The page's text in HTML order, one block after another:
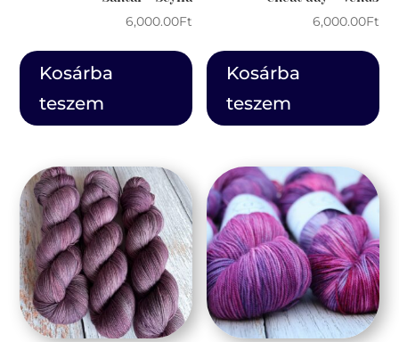
6,000.00Ft
Kosárba
teszem
6,000.00Ft
Kosárba
teszem